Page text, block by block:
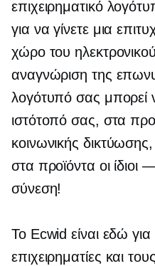
επιχειρηματικό
για να γίνετε μια
χώρο του
αναγνώριση της
λογότυπό σας μπορεί
ιστότοπό σας, στα
κοινωνικής
στα προϊόντα οι ίδιοι
σύνεση!
Το Ecwid είναι εδώ
επιχειρηματίες και